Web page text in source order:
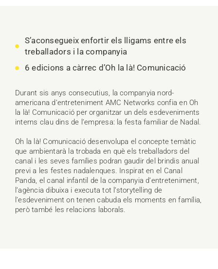
S’aconsegueix enfortir els lligams entre els
treballadors i la companyia
6 edicions a càrrec d’Oh la là! Comunicació
Durant sis anys consecutius, la companyia nord-
americana d’entreteniment AMC Networks confia en Oh
la là! Comunicació per organitzar un dels esdeveniments
interns clau dins de l’empresa: la festa familiar de Nadal.
Oh la là! Comunicació desenvolupa el concepte temàtic
que ambientarà la trobada en què els treballadors del
canal i les seves famílies podran gaudir del brindis anual
previ a les festes nadalenques. Inspirat en el Canal
Panda, el canal infantil de la companyia d’entreteniment,
l’agència dibuixa i executa tot l’storytelling de
l’esdeveniment on tenen cabuda els moments en família,
però també les relacions laborals.